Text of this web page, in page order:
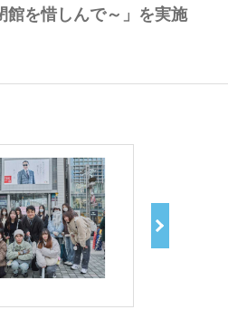
館を惜しんで～」を実施